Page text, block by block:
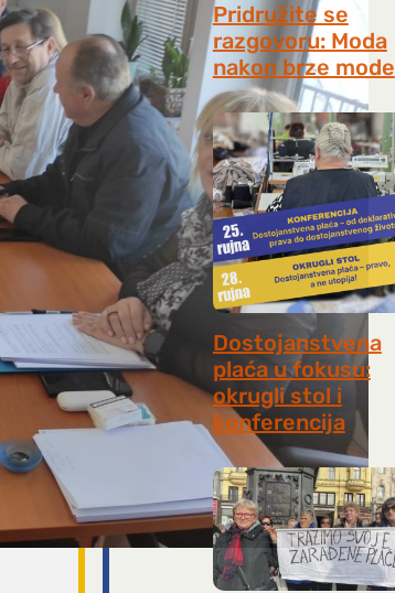
Pridružite se
razgovoru: Moda
nakon brze mode
July 31, 2026
Dostojanstvena
plaća u fokusu:
okrugli stol i
konferencija
July 28, 2026